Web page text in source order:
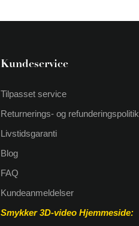
Kundeservice
Tilpasset service
Returnerings- og refunderingspolitik
Livstidsgaranti
Blog
FAQ
Kundeanmeldelser
Smykker 3D-video Hjemmeside: